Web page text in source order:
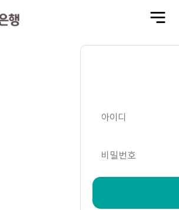
전
체
아이디
비밀번호